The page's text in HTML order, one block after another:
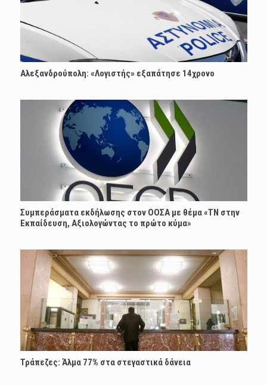
Αλεξανδρούπολη: «Λογιστής» εξαπάτησε 14χρονο
Συμπεράσματα εκδήλωσης στον ΟΟΣΑ με θέμα «ΤΝ στην
Εκπαίδευση, Αξιολογώντας το πρώτο κύμα»
Τράπεζες: Άλμα 77% στα στεγαστικά δάνεια